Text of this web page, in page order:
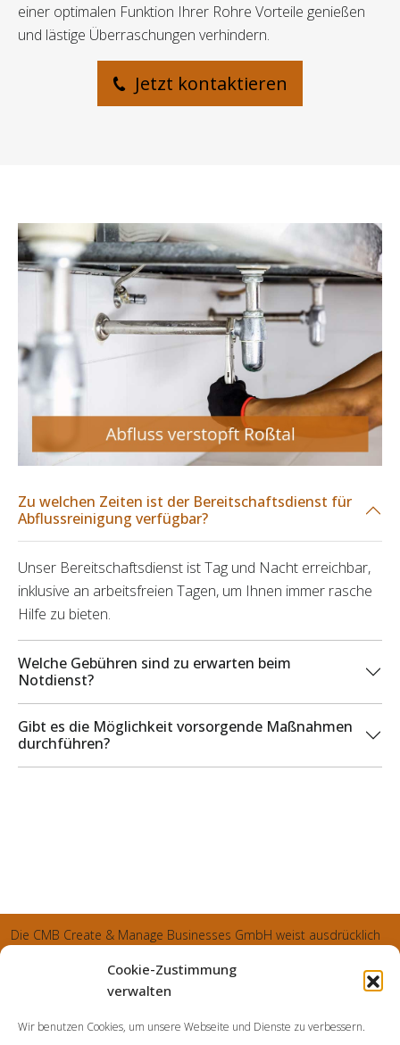
Cookie-Zustimmung
verwalten
Wir benutzen Cookies, um unsere Webseite und Dienste zu verbessern.
einer optimalen Funktion Ihrer Rohre Vorteile genießen
und lästige Überraschungen verhindern.
Jetzt kontaktieren
Zu welchen Zeiten ist der Bereitschaftsdienst für
Abflussreinigung verfügbar?
Unser Bereitschaftsdienst ist Tag und Nacht erreichbar,
inklusive an arbeitsfreien Tagen, um Ihnen immer rasche
Hilfe zu bieten.
Welche Gebühren sind zu erwarten beim
Notdienst?
Gibt es die Möglichkeit vorsorgende Maßnahmen
durchführen?
Die CMB Create & Manage Businesses GmbH weist ausdrücklich
und sämtliche generierte Aufträge an die SecuPart GmbH
weist nachdrücklich darauf hin, dass wir in manchen Ortschaften